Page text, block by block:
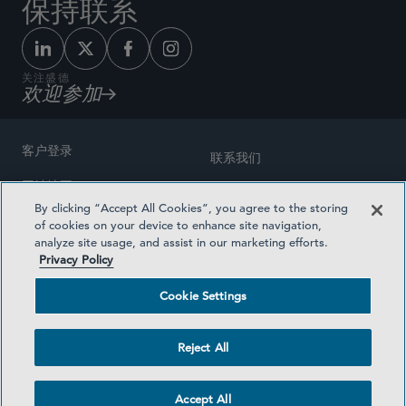
保持联系
关注盛德
欢迎参加
客户登录
网站地图
律师广告
隐私政策
社交媒体目录
联系我们
医疗计划透明度
Cookie Settings
©2026 SIDLEY AUSTIN LLP
By clicking “Accept All Cookies”, you agree to the storing
of cookies on your device to enhance site navigation,
analyze site usage, and assist in our marketing efforts.
Privacy Policy
Cookie Settings
Reject All
Accept All